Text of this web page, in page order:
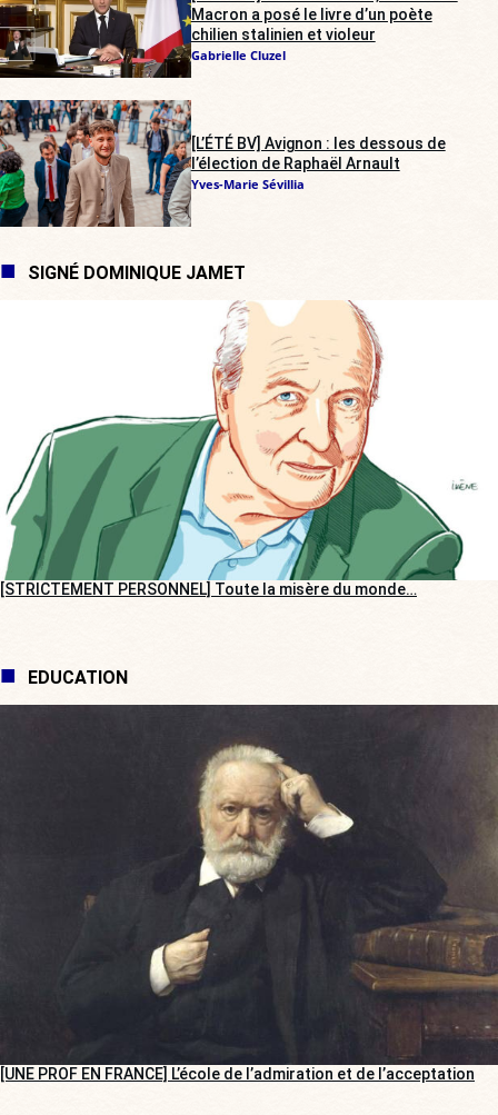
Macron a posé le livre d’un poète
chilien stalinien et violeur
Gabrielle Cluzel
[L’ÉTÉ BV] Avignon : les dessous de
l’élection de Raphaël Arnault
Yves-Marie Sévillia
SIGNÉ DOMINIQUE JAMET
[STRICTEMENT PERSONNEL] Toute la misère du monde…
EDUCATION
[UNE PROF EN FRANCE] L’école de l’admiration et de l’acceptation